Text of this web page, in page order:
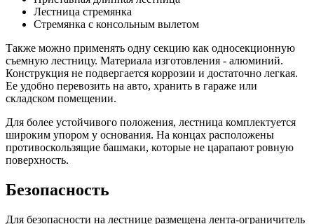
Лестница стремянка
Стремянка с консольным вылетом
Также можно применять одну секцию как односекционную
съемную лестницу. Материала изготовления - алюминий.
Конструкция не подвергается коррозии и достаточно легкая.
Ее удобно перевозить на авто, хранить в гараже или
складском помещении.
Для более устойчивого положения, лестница комплектуется
широким упором у основания. На концах расположены
противоскользящие башмаки, которые не царапают ровную
поверхность.
Безопасность
Для безопасности на лестнице размещена лента-ограничитель